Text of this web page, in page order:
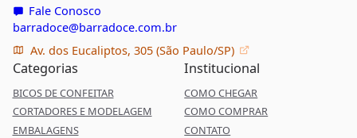
Fale Conosco
barradoce@barradoce.com.br
Av. dos Eucaliptos, 305 (São Paulo/SP)
Categorias
BICOS DE CONFEITAR
CORTADORES E MODELAGEM
EMBALAGENS
Institucional
COMO CHEGAR
COMO COMPRAR
CONTATO